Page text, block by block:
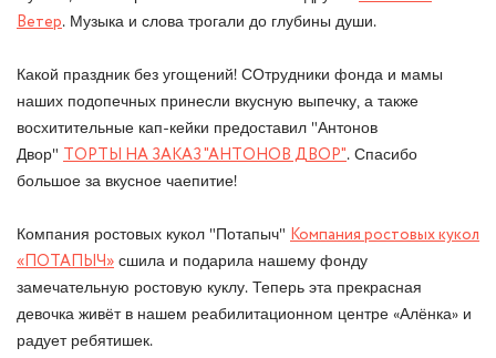
Ветер. Музыка и слова трогали до глубины души.
Какой праздник без угощений! СОтрудники фонда и мамы
наших подопечных принесли вкусную выпечку, а также
восхитительные кап-кейки предоставил "Антонов
Двор" ТОРТЫ НА ЗАКАЗ "АНТОНОВ ДВОР". Спасибо
большое за вкусное чаепитие!
Компания ростовых кукол "Потапыч" Компания ростовых кукол
«ПОТАПЫЧ» сшила и подарила нашему фонду
замечательную ростовую куклу. Теперь эта прекрасная
девочка живёт в нашем реабилитационном центре «Алёнка» и
радует ребятишек.